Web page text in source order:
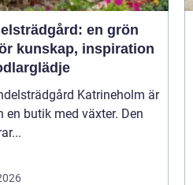
en grön
kunskap, inspiration
Katrineholm är
en butik med växter. Den